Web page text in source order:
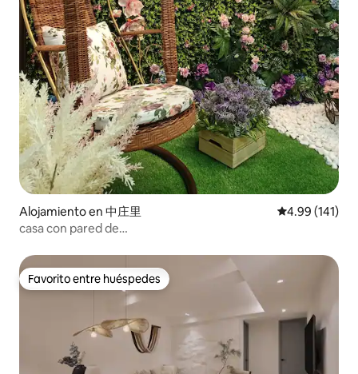
Alojamiento en 中庄里 Calificación
4.99 (141)
casa con pared de
Favorito entre huéspedes
Favorito entre huéspedes